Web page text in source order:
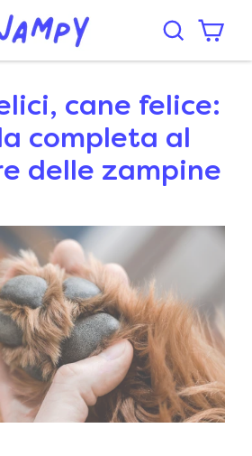
cane felice:
completa al
delle zampine